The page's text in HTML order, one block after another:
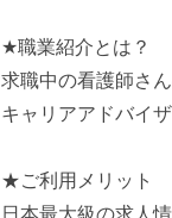
★職業紹介とは？
求職中の看護師さ
キャリアアドバイ
★ご利用メリット
日本最大級の求人